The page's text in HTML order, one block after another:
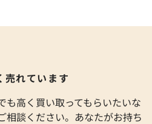
売れています
も高く買い取ってもらいたいな
相談ください。あなたがお持ち